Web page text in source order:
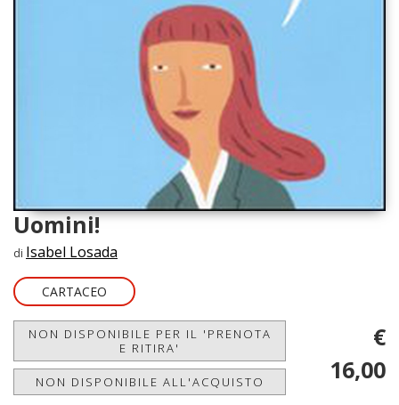
Uomini!
di Isabel Losada
CARTACEO
NON DISPONIBILE PER IL 'PRENOTA
E RITIRA'
NON DISPONIBILE ALL'ACQUISTO
€
16,00